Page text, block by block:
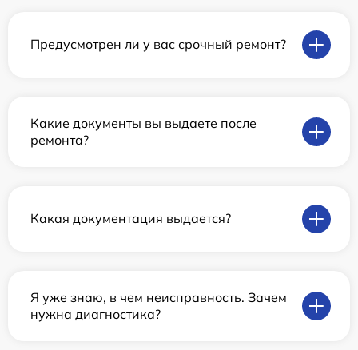
Предусмотрен ли у вас срочный ремонт?
Какие документы вы выдаете после
ремонта?
Какая документация выдается?
Я уже знаю, в чем неисправность. Зачем
нужна диагностика?